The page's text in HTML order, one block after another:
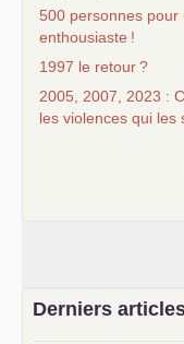
500 personnes
enthousiaste !
1997 le retour?
2005, 2007, 2023 :
les violences qui les
Derniers